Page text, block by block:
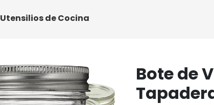
Utensilios de Cocina
Bote de